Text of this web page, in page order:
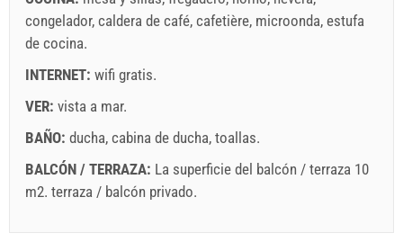
Enviar una consulta
congelador, caldera de café, cafetière, microonda, estufa
de cocina.
INTERNET: wifi gratis.
VER: vista a mar.
BAÑO: ducha, cabina de ducha, toallas.
BALCÓN / TERRAZA: La superficie del balcón / terraza 10
m2. terraza / balcón privado.